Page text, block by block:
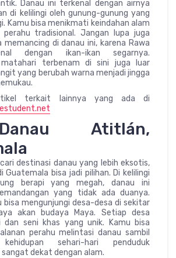
Danau ini terkenal dengan airnya
di kelilingi oleh gunung-gunung yang
Kamu bisa menikmati keindahan alam
perahu tradisional. Jangan lupa juga
di danau ini, karena Rawa
dengan ikan-ikan segarnya.
matahari terbenam di sini juga luar
yang berubah warna menjadi jingga
terkait lainnya yang ada di
Atitlán,
destinasi danau yang lebih eksotis,
Guatemala bisa jadi pilihan. Di kelilingi
berapi yang megah, danau ini
yang tidak ada duanya.
bisa mengunjungi desa-desa di sekitar
akan budaya Maya. Setiap desa
dan seni khas yang unik. Kamu bisa
perahu melintasi danau sambil
kehidupan sehari-hari penduduk
dekat dengan alam.